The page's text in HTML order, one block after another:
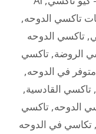
تاكسي الدوحه,
, تاكسي الدوحه
الروضة, تاكسي
في الدوحه,
, تاكسي القادسية,
الدوحه, تاكسي
, تكاسي في الدوحه